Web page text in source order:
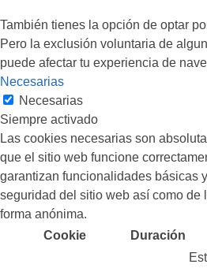
También tienes la opción de optar
Pero la exclusión voluntaria de
puede afectar tu experiencia de
Necesarias
Necesarias
Siempre activado
Las cookies necesarias son
que el sitio web funcione
garantizan funcionalidades básicas
seguridad del sitio web así como de
forma anónima.
Cookie
Duración